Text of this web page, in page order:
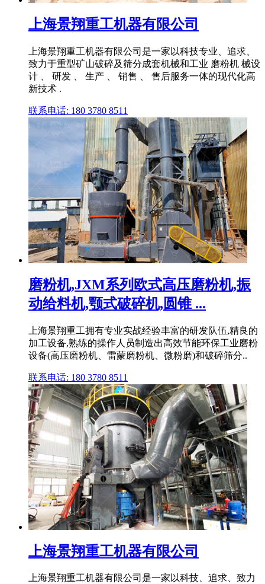
上海景翔重工机器有限公司
上海景翔重工机器有限公司是一家以科技专业、追求、
致力于重型矿山破碎及筛分成套机械和工业 磨粉机 械设
计 、 研发 、 生产 、 销售 、 售后服务一体的现代化高
新技术 .
联系电话: 180 3780 8511
磨粉机,JXM系列欧式高压磨粉机,振
动给料机,颚式破碎机,圆锥 ...
上海景翔重工拥有专业实战经验丰富的研发队伍,精良的
加工设备,熟练的操作人员制造出高效节能环保工业磨粉
设备(高压磨粉机、雷蒙磨粉机、微粉磨)和破碎筛分..
联系电话: 180 3780 8511
上海景翔重工机器有限公司
上海景翔重工机器有限公司是一家以科技、追求、致力